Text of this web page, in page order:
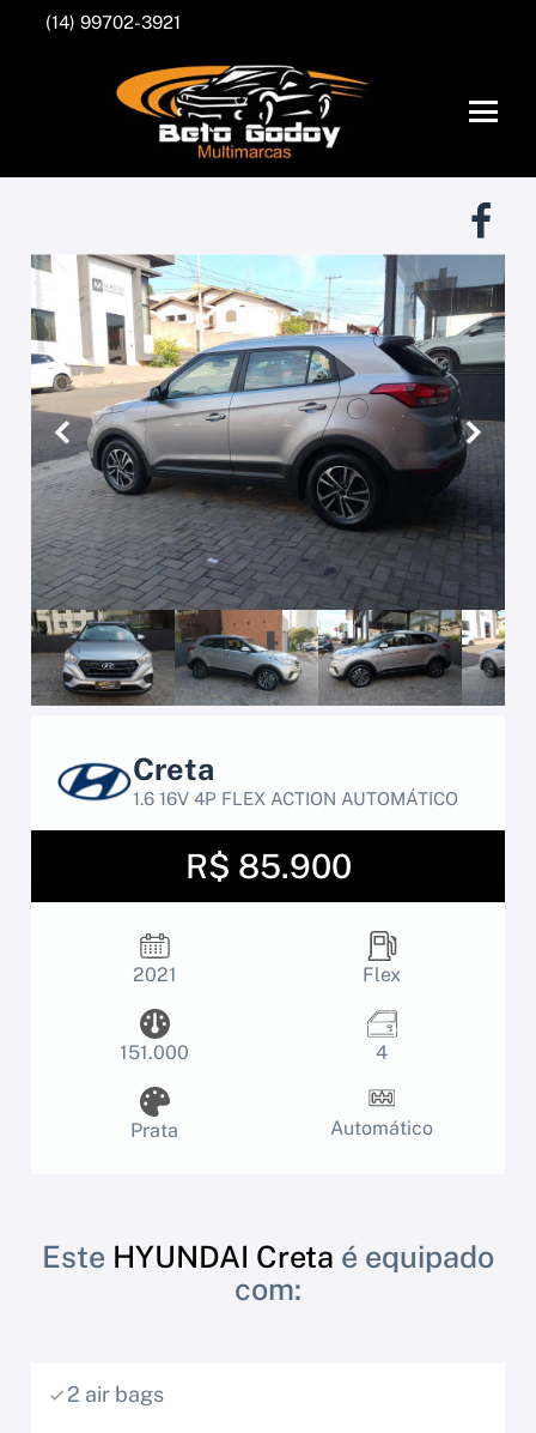
(14) 99702-3921
Creta
1.6 16V 4P FLEX ACTION AUTOMÁTICO
R$ 85.900
2021 Flex
151.000 4
Prata Automático
Anterior Próximo
Este HYUNDAI Creta é equipado
com:
2 air bags